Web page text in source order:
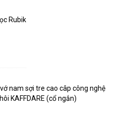
Rubik
nam sợi tre cao câp công nghệ
KAFFDARE (cổ ngắn)